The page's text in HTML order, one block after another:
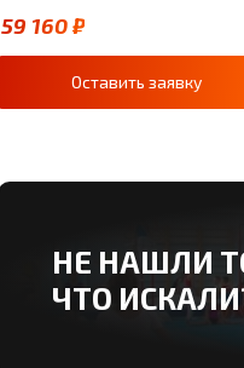
59 160 ₽
Оставить заявку
НЕ НАШЛИ
ЧТО